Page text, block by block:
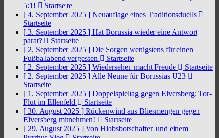
5:1!
Startseite
[ 4. September 2025 ] Neuauflage eines Traditionsduells
Startseite
[ 3. September 2025 ] Hat Borussia wieder eine Antwort
parat?
Startseite
[ 2. September 2025 ] Die Sorgen wenigstens für einen
Fußballabend vergessen
Startseite
[ 2. September 2025 ] Wiedersehen macht Freude
Startseite
[ 2. September 2025 ] Alle Neune für Borussias U23
Startseite
[ 1. September 2025 ] Doppelspieltag gegen Elversberg: Tor-
Flut im Ellenfeld
Startseite
[ 30. August 2025 ] Rückenwind aus Bliesmengen gegen
Elversberg mitnehmen!
Startseite
[ 29. August 2025 ] Von Hiobsbotschaften und einem